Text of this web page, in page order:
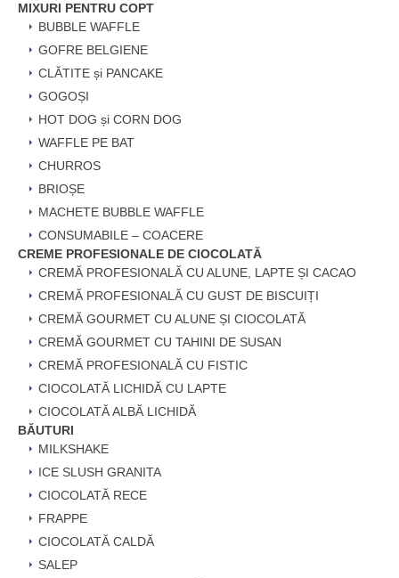
MIXURI PENTRU COPT
BUBBLE WAFFLE
GOFRE BELGIENE
CLĂTITE și PANCAKE
GOGOȘI
HOT DOG și CORN DOG
WAFFLE PE BAT
CHURROS
BRIOȘE
MACHETE BUBBLE WAFFLE
CONSUMABILE – COACERE
CREME PROFESIONALE DE CIOCOLATĂ
CREMĂ PROFESIONALĂ CU ALUNE, LAPTE ȘI CACAO
CREMĂ PROFESIONALĂ CU GUST DE BISCUIȚI
CREMĂ GOURMET CU ALUNE ȘI CIOCOLATĂ
CREMĂ GOURMET CU TAHINI DE SUSAN
CREMĂ PROFESIONALĂ CU FISTIC
CIOCOLATĂ LICHIDĂ CU LAPTE
CIOCOLATĂ ALBĂ LICHIDĂ
BĂUTURI
MILKSHAKE
ICE SLUSH GRANITA
CIOCOLATĂ RECE
FRAPPE
CIOCOLATĂ CALDĂ
SALEP